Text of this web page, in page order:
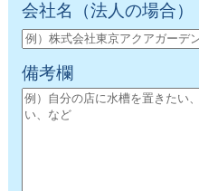
会社名 （法人の場合）
備考欄